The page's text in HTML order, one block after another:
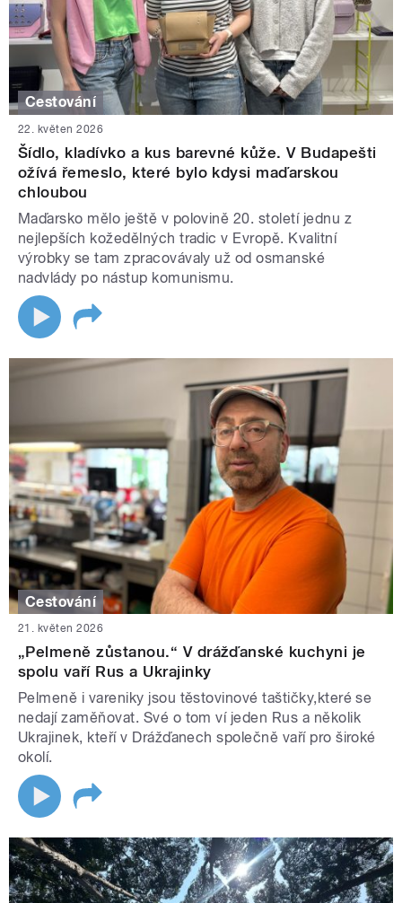
Cestování
22. květen 2026
Šídlo, kladívko a kus barevné kůže. V Budapešti
ožívá řemeslo, které bylo kdysi maďarskou
chloubou
Maďarsko mělo ještě v polovině 20. století jednu z
nejlepších kožedělných tradic v Evropě. Kvalitní
výrobky se tam zpracovávaly už od osmanské
nadvlády po nástup komunismu.
Cestování
21. květen 2026
„Pelmeně zůstanou.“ V drážďanské kuchyni je
spolu vaří Rus a Ukrajinky
Pelmeně i vareniky jsou těstovinové taštičky,které se
nedají zaměňovat. Své o tom ví jeden Rus a několik
Ukrajinek, kteří v Drážďanech společně vaří pro široké
okolí.